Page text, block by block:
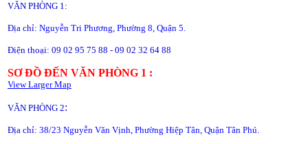
VĂN PHÒNG 1:
Địa chỉ: Nguyễn Tri Phương, Phường 8, Quận 5.
Điện thoại: 09 02 95 75 88 - 09 02 32 64 88
SƠ ĐỒ ĐẾN VĂN PHÒNG 1 :
View Larger Map
VĂN PHÒNG 2:
Địa chỉ: 38/23 Nguyễn Văn Vịnh, Phường Hiệp Tân, Quận Tân Phú.